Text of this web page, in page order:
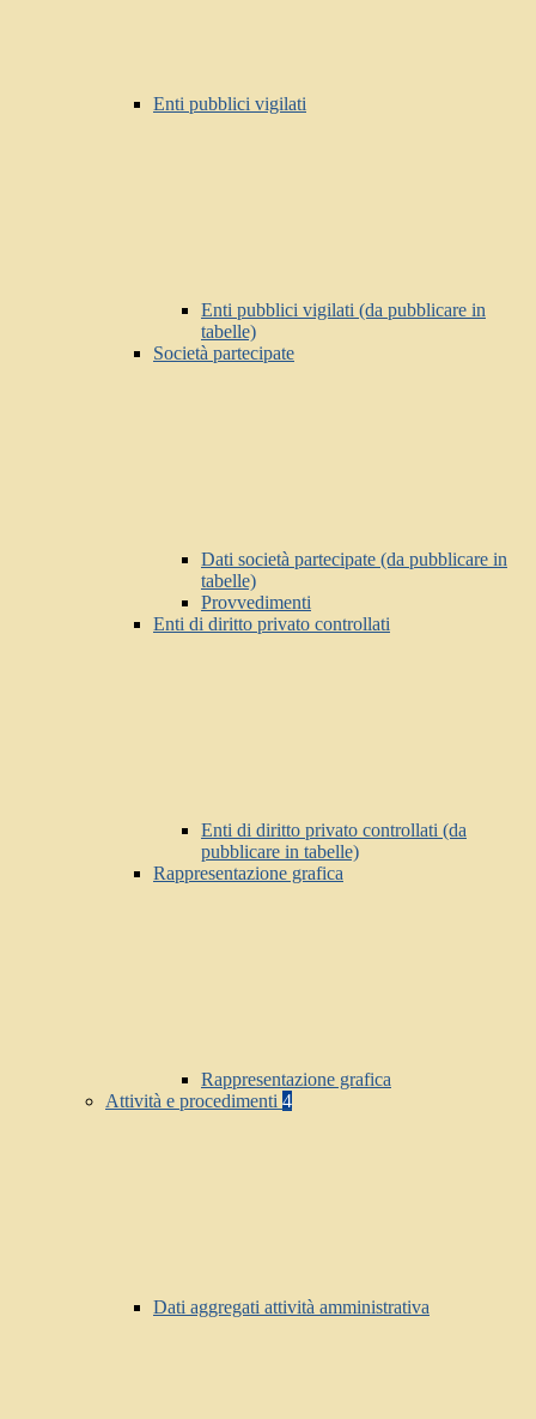
Enti pubblici vigilati
Enti pubblici vigilati (da pubblicare in
tabelle)
Società partecipate
Dati società partecipate (da pubblicare in
tabelle)
Provvedimenti
Enti di diritto privato controllati
Enti di diritto privato controllati (da
pubblicare in tabelle)
Rappresentazione grafica
Rappresentazione grafica
Attività e procedimenti 4
Dati aggregati attività amministrativa